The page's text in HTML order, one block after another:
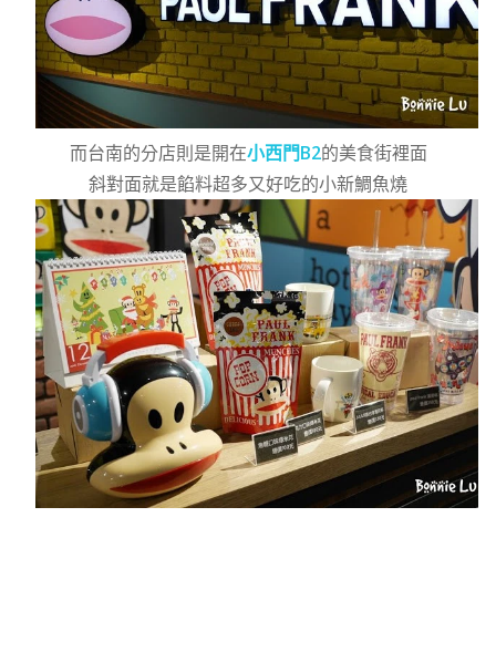
而台南的分店則是開在小西門B2的美食街裡面
斜對面就是餡料超多又好吃的小新鯛魚燒